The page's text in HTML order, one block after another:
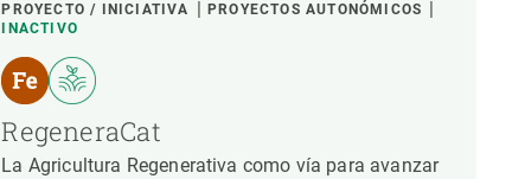
PROYECTO / INICIATIVA
PROYECTOS AUTONÓMICOS
INACTIVO
RegeneraCat
La Agricultura Regenerativa como vía para avanzar